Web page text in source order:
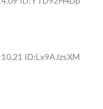
ID:Lx9AJzsXM